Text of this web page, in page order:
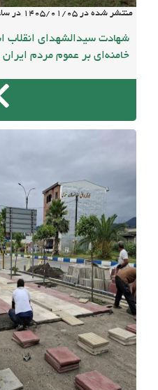
منتشر شده در 1405/01/05 در
شهادت سیدالشهدای انقلاب
خامنه‌ای بر عموم مردم